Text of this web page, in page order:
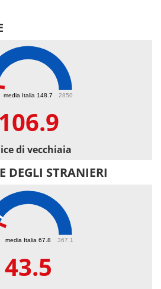
media Italia 148.7 2850
106.9
di vecchiaia
DEGLI STRANIERI
media Italia 67.8 367.1
43.5